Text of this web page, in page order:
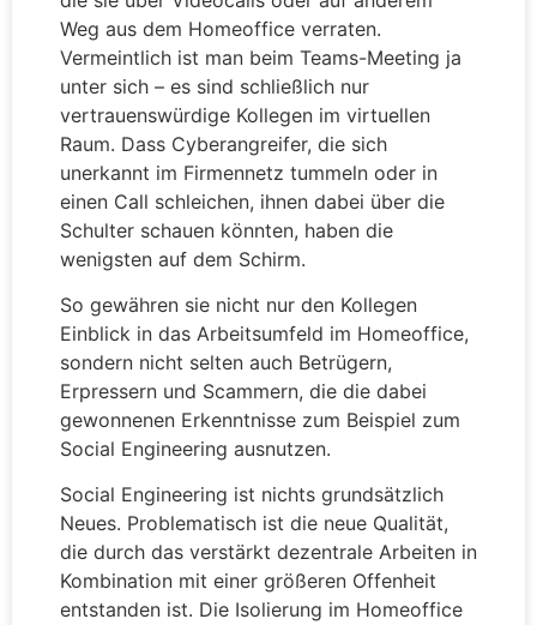
Weg aus dem Homeoffice verraten.
Vermeintlich ist man beim Teams-Meeting ja
unter sich – es sind schließlich nur
vertrauenswürdige Kollegen im virtuellen
Raum. Dass Cyberangreifer, die sich
unerkannt im Firmennetz tummeln oder in
einen Call schleichen, ihnen dabei über die
Schulter schauen könnten, haben die
wenigsten auf dem Schirm.
So gewähren sie nicht nur den Kollegen
Einblick in das Arbeitsumfeld im Homeoffice,
sondern nicht selten auch Betrügern,
Erpressern und Scammern, die die dabei
gewonnenen Erkenntnisse zum Beispiel zum
Social Engineering ausnutzen.
Social Engineering ist nichts grundsätzlich
Neues. Problematisch ist die neue Qualität,
die durch das verstärkt dezentrale Arbeiten in
Kombination mit einer größeren Offenheit
entstanden ist. Die Isolierung im Homeoffice